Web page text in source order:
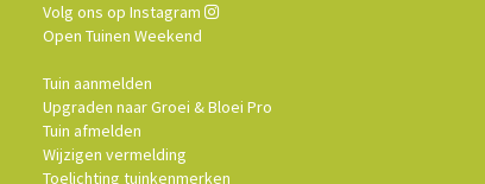
Volg ons op Instagram
Open Tuinen Weekend
Tuin aanmelden
Upgraden naar Groei & Bloei Pro
Tuin afmelden
Wijzigen vermelding
Toelichting tuinkenmerken